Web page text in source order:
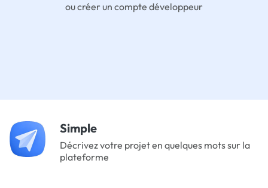
oucréer un compte développeur
Simple
Décrivez votre projet en quelques mots sur la
plateforme